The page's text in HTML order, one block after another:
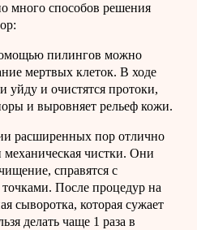
много способов решения
пилингов можно
мертвых клеток. В ходе
уйду и очистятся протоки,
и выровняет рельеф кожи.
расширенных пор отлично
механическая чистки. Они
справятся с
После процедур на
сыворотка, которая сужает
делать чаще 1 раза в